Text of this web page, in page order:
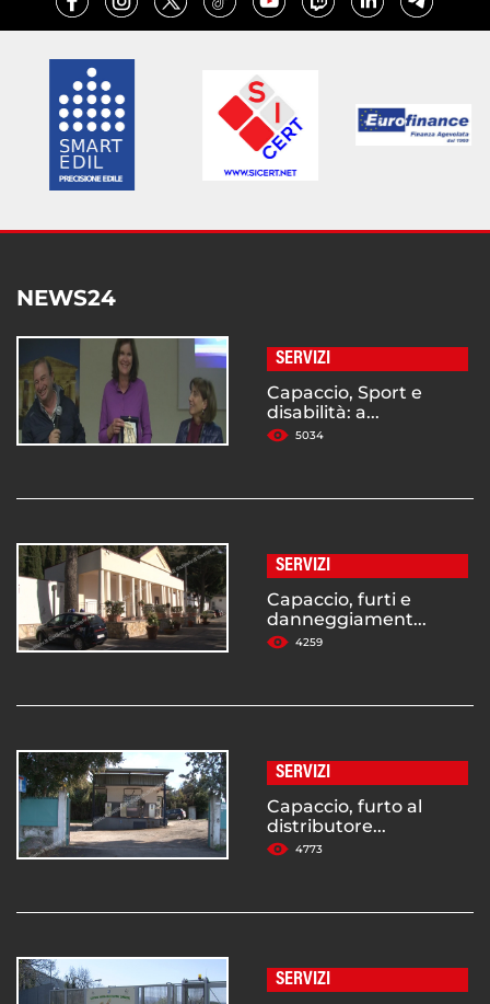
NEWS24
SERVIZI
Capaccio, Sport e
disabilità: a...
5034
SERVIZI
Capaccio, furti e
danneggiament...
4259
SERVIZI
Capaccio, furto al
distributore...
4773
SERVIZI